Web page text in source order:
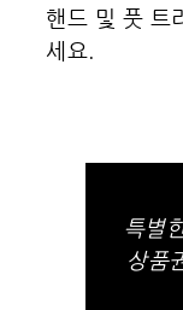
핸드 및 풋 트
세요.
특별
상품